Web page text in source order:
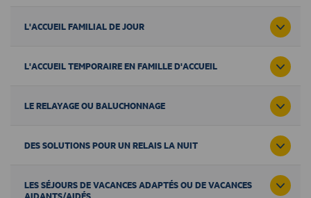
L'ACCUEIL FAMILIAL DE JOUR
L'ACCUEIL TEMPORAIRE EN FAMILLE D'ACCUEIL
LE RELAYAGE OU BALUCHONNAGE
DES SOLUTIONS POUR UN RELAIS LA NUIT
LES SÉJOURS DE VACANCES ADAPTÉS OU DE VACANCES
AIDANTS/AIDÉS